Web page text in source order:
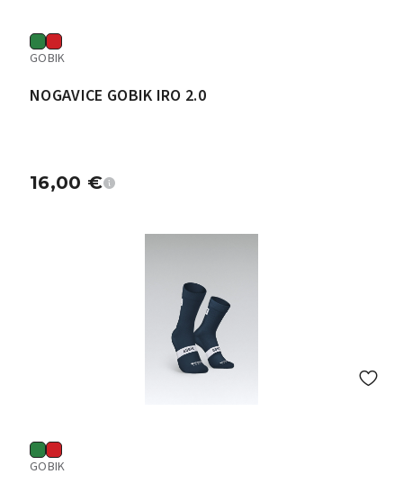
GOBIK
NOGAVICE GOBIK IRO 2.0
16,00 €
GOBIK